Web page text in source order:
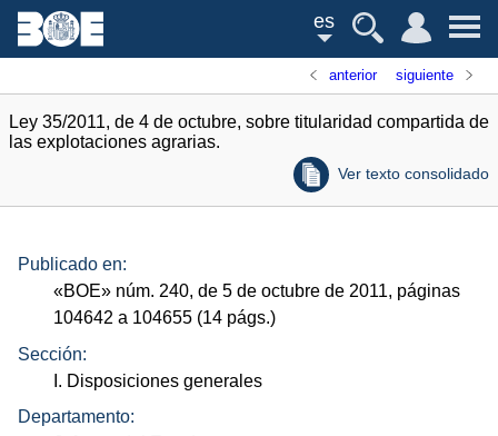
es
anterior siguiente
Ley 35/2011, de 4 de octubre, sobre titularidad compartida de
las explotaciones agrarias.
Ver texto consolidado
Publicado en:
«BOE» núm. 240, de 5 de octubre de 2011, páginas
104642 a 104655 (14 págs.)
Sección:
I. Disposiciones generales
Departamento: